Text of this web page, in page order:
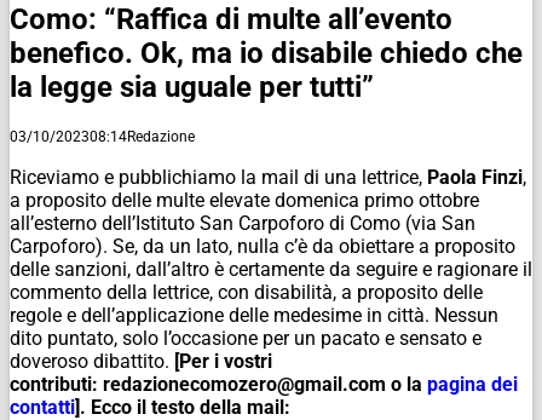
Como: “Raffica di multe all’evento
benefico. Ok, ma io disabile chiedo che
la legge sia uguale per tutti”
03/10/202308:14Redazione
Riceviamo e pubblichiamo la mail di una lettrice, Paola Finzi,
a proposito delle multe elevate domenica primo ottobre
all’esterno dell’Istituto San Carpoforo di Como (via San
Carpoforo). Se, da un lato, nulla c’è da obiettare a proposito
delle sanzioni, dall’altro è certamente da seguire e ragionare il
commento della lettrice, con disabilità, a proposito delle
regole e dell’applicazione delle medesime in città. Nessun
dito puntato, solo l’occasione per un pacato e sensato e
doveroso dibattito. [Per i vostri
contributi: redazionecomozero@gmail.com o la pagina dei
contatti]. Ecco il testo della mail: